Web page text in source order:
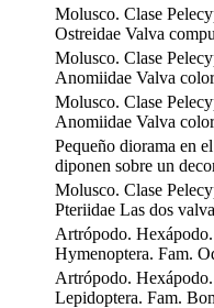
Molusco. Clase
Ostreidae Valva
Molusco. Clase
Anomiidae Valva
Molusco. Clase
Anomiidae Valva
Pequeño diorama en
diponen sobre un
Molusco. Clase
Pteriidae Las dos
Artrópodo.
Hymenoptera. Fam.
Artrópodo.
Lepidoptera. Fam.